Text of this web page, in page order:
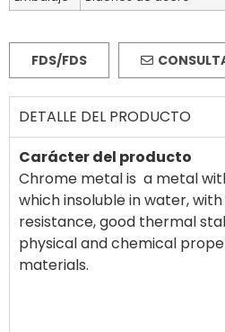
FDS/FDS
DETALLE DEL PRODUCTO
Carácter del producto
Chrome metal is a metal
which insoluble in water, with
resistance, good thermal
physical and chemical
materials.